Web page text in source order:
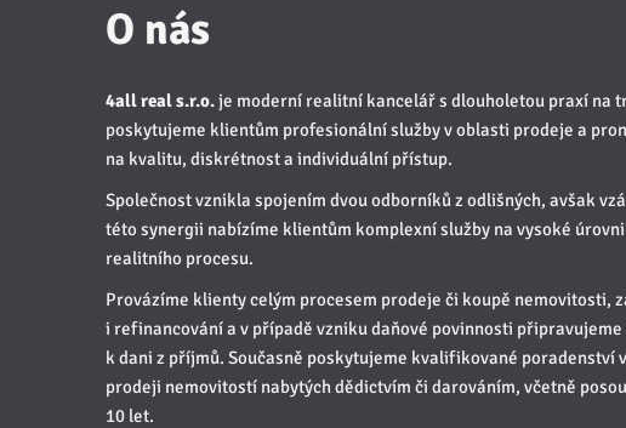
O nás
4all real s.r.o.je moderní realitní kancelář s dlouholetou praxí na
poskytujeme klientům profesionální služby v oblasti prodeje a
na kvalitu, diskrétnost a individuální přístup.
Společnost vznikla spojením dvou odborníků z odlišných, avšak
této synergii nabízíme klientům komplexní služby na vysoké
realitního procesu.
Provázíme klienty celým procesem prodeje či koupě nemovitosti,
i refinancování a v případě vzniku daňové povinnosti
k dani z příjmů. Současně poskytujeme kvalifikované poradenství
prodeji nemovitostí nabytých dědictvím či darováním, včetně
10 let.